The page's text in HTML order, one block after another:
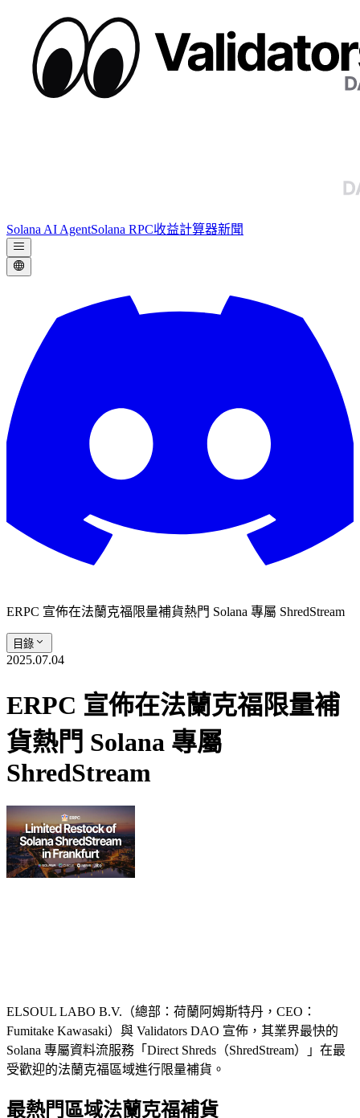
Solana AI AgentSolana RPC收益計算器新聞
ERPC 宣佈在法蘭克福限量補貨熱門 Solana 專屬 ShredStream
目錄
2025.07.04
ERPC 宣佈在法蘭克福限量補
貨熱門 Solana 專屬
ShredStream
ELSOUL LABO B.V.（總部：荷蘭阿姆斯特丹，CEO：
Fumitake Kawasaki）與 Validators DAO 宣佈，其業界最快的
Solana 專屬資料流服務「Direct Shreds（ShredStream）」在最
受歡迎的法蘭克福區域進行限量補貨。
最熱門區域法蘭克福補貨